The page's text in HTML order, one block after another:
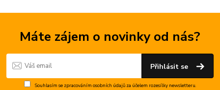
Máte zájem o novinky od nás?
Přihlásit se
Souhlasím se zpracováním osobních údajůza účelem rozesílky newsletteru.